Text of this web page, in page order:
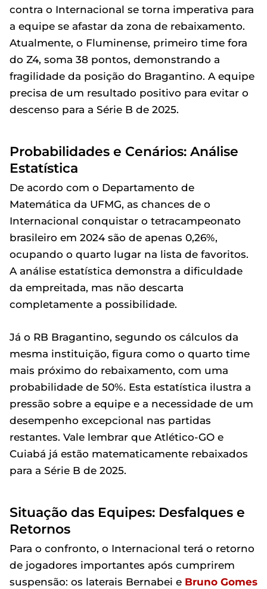
contra o Internacional se torna imperativa para
a equipe se afastar da zona de rebaixamento.
Atualmente, o Fluminense, primeiro time fora
do Z4, soma 38 pontos, demonstrando a
fragilidade da posição do Bragantino. A equipe
precisa de um resultado positivo para evitar o
descenso para a Série B de 2025.
Probabilidades e Cenários: Análise
Estatística
De acordo com o Departamento de
Matemática da UFMG, as chances de o
Internacional conquistar o tetracampeonato
brasileiro em 2024 são de apenas 0,26%,
ocupando o quarto lugar na lista de favoritos.
A análise estatística demonstra a dificuldade
da empreitada, mas não descarta
completamente a possibilidade.
Já o RB Bragantino, segundo os cálculos da
mesma instituição, figura como o quarto time
mais próximo do rebaixamento, com uma
probabilidade de 50%. Esta estatística ilustra a
pressão sobre a equipe e a necessidade de um
desempenho excepcional nas partidas
restantes. Vale lembrar que Atlético-GO e
Cuiabá já estão matematicamente rebaixados
para a Série B de 2025.
Situação das Equipes: Desfalques e
Retornos
Para o confronto, o Internacional terá o retorno
de jogadores importantes após cumprirem
suspensão: os laterais Bernabei e Bruno Gomes